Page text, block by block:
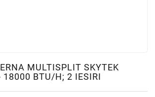
MULTISPLIT SKYTEK
18000 BTU/H; 2 IESIRI